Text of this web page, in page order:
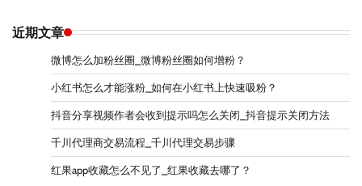
近期文章
微博怎么加粉丝圈_微博粉丝圈如何增粉？
小红书怎么才能涨粉_如何在小红书上快速吸粉？
抖音分享视频作者会收到提示吗怎么关闭_抖音提示关闭方法
千川代理商交易流程_千川代理交易步骤
红果app收藏怎么不见了_红果收藏去哪了？